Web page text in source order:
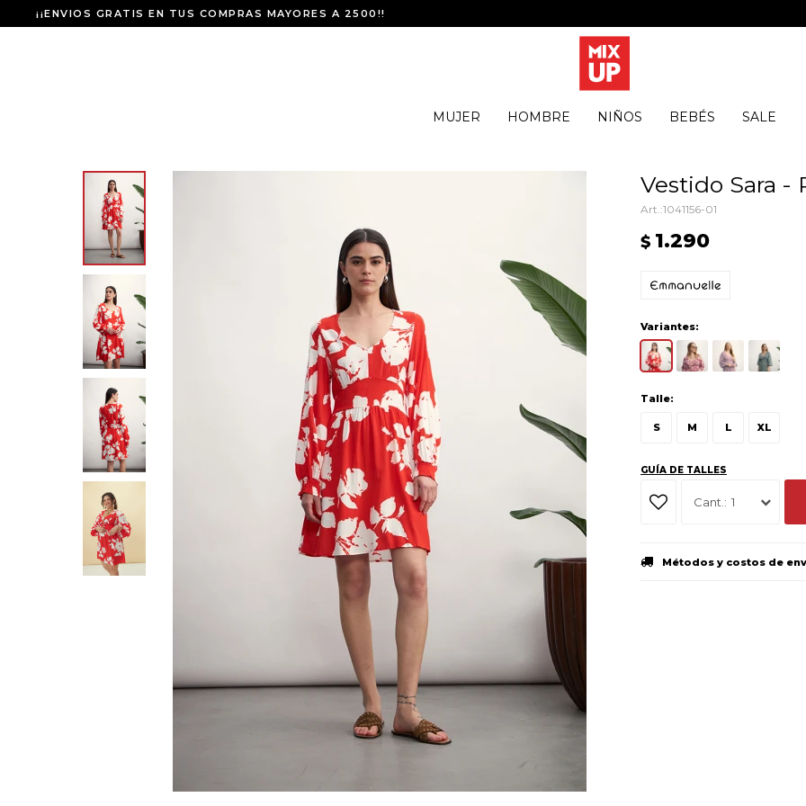
MUJER HOMBRE NIÑOS BEBÉS SALE
¡¡ENVIOS GRATIS EN TUS COMPRAS MAYORES A 2500!!
Vestido Sara -
1041156-01
$ 1.290
Variantes:
Talle:
S M L XL
GUÍA DE TALLES
1
Métodos y costos de